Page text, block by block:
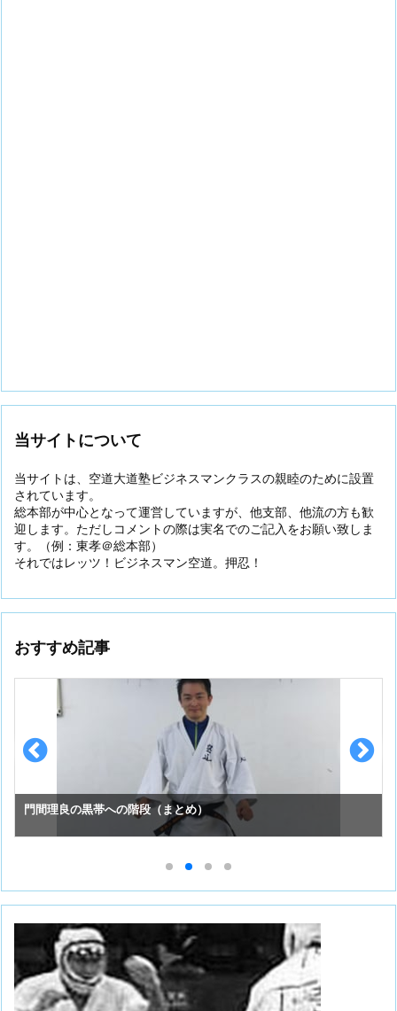
当サイトについて
当サイトは、空道大道塾ビジネスマンクラスの親睦のために設置
されています。
総本部が中心となって運営していますが、他支部、他流の方も歓
迎します。ただしコメントの際は実名でのご記入をお願い致しま
す。（例：東孝＠総本部）
それではレッツ！ビジネスマン空道。押忍！
おすすめ記事
門間理良の黒帯への階段（まとめ）